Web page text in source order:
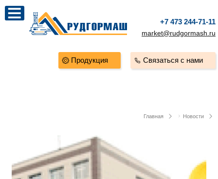
+7 473 244-71-11
market@rudgormash.ru
Связаться с нами
Продукция
Главная Новости